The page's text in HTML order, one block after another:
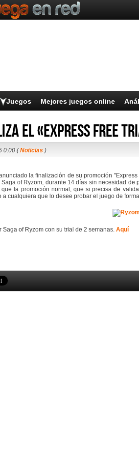
Juegos Mejores juegos online
el «Express Free
0:00 (Noticias )
la finalización de su promoción
Saga of Ryzom, durante 14 días sin necesidad
que la promoción normal, que si precisa de
a cualquiera que lo desee probar el juego de
Saga of Ryzom con su trial de 2 semanas. Aquí